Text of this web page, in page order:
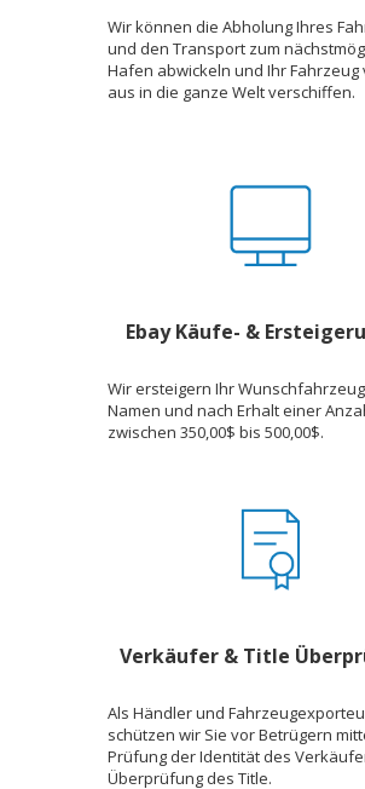
Wir können die Abholung Ihres
und den Transport zum
Hafen abwickeln und Ihr Fahrzeug
aus in die ganze Welt verschiffen.
Ebay Käufe- &
Wir ersteigern Ihr
Namen und nach Erhalt einer
zwischen 350,00$ bis 500,00$.
Verkäufer & Title
Als Händler und
schützen wir Sie vor Betrügern
Prüfung der Identität des
Überprüfung des Title.